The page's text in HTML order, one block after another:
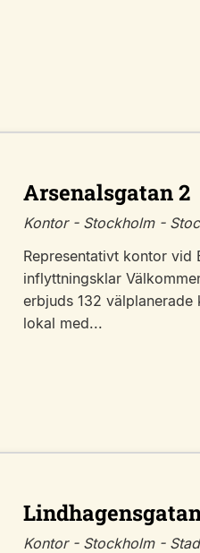
Arsenalsgatan 2
Kontor - Stockholm -
Representativt kontor vid
inflyttningsklar
erbjuds 132
lokal med...
Kontor - Stockholm -